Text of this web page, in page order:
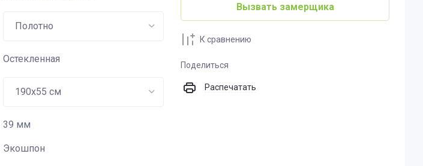
Остекленная
39 мм
Экошпон
Вызвать замерщика
К сравнению
Поделиться
Распечатать